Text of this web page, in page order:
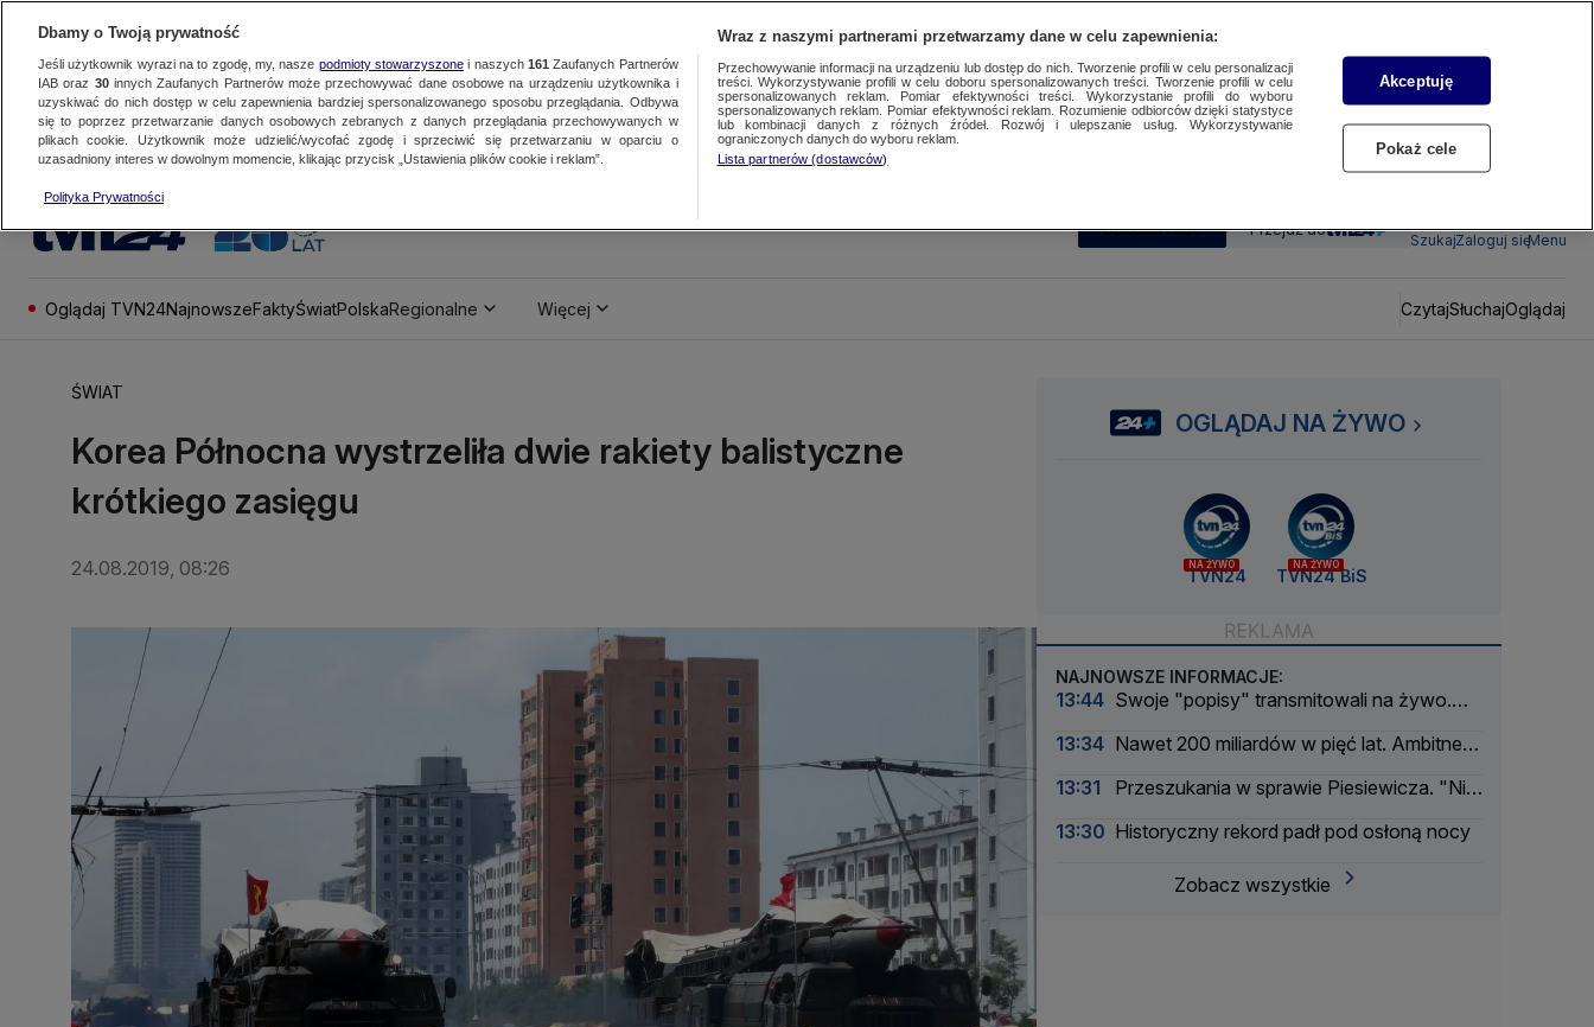
SUBSKRYBUJ Przejdź do
SzukajZaloguj sięMenu
Oglądaj TVN24NajnowszeFaktyŚwiatPolskaRegionalne Więcej CzytajSłuchajOglądaj
ŚWIAT
Korea Północna wystrzeliła dwie rakiety balistyczne
krótkiego zasięgu
24.08.2019, 08:26
OGLĄDAJ NA ŻYWO
NA ŻYWO
TVN24
NA ŻYWO
TVN24 BiS
NAJNOWSZE INFORMACJE:
13:44 Swoje "popisy" transmitowali na żywo.
13:34 Nawet 200 miliardów w pięć lat. Ambitne
13:31
Przeszukania w sprawie Piesiewicza. "Nie
13:30 Historyczny rekord padł pod osłoną nocy
Zobacz wszystkie
Dbamy o Twoją prywatność
Jeśli użytkownik wyrazi na to zgodę, my, nasze podmioty stowarzyszonei naszych 161 Zaufanych Partnerów
IAB oraz 30innych Zaufanych Partnerów może przechowywać dane osobowe na urządzeniu użytkownika i
uzyskiwać do nich dostęp w celu zapewnienia bardziej spersonalizowanego sposobu przeglądania. Odbywa
się to poprzez przetwarzanie danych osobowych zebranych z danych przeglądania przechowywanych w
plikach cookie. Użytkownik może udzielić/wycofać zgodę i sprzeciwić się przetwarzaniu w oparciu o
uzasadniony interes w dowolnym momencie, klikając przycisk „Ustawienia plików cookie i reklam”.
Polityka Prywatności
Wraz z naszymi partnerami przetwarzamy dane w celu zapewnienia:
Przechowywanie informacji na urządzeniu lub dostęp do nich. Tworzenie profili w celu personalizacji
treści. Wykorzystywanie profili w celu doboru spersonalizowanych treści. Tworzenie profili w celu
spersonalizowanych reklam. Pomiar efektywności treści. Wykorzystanie profili do wyboru
spersonalizowanych reklam. Pomiar efektywności reklam. Rozumienie odbiorców dzięki statystyce
lub kombinacji danych z różnych źródeł. Rozwój i ulepszanie usług. Wykorzystywanie
ograniczonych danych do wyboru reklam.
Lista partnerów (dostawców)
Akceptuję
Pokaż cele